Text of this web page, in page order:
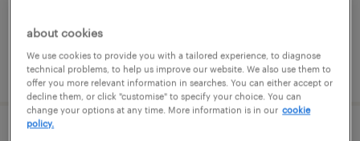
发布于 31 七月 2026
about cookies
We use cookies to provide you with a tailored experience, to diagnose
technical problems, to help us improve our website. We also use them to
offer you more relevant information in searches. You can either accept or
decline them, or click "customise" to specify your choice. You can
change your options at any time. More information is in our cookie
policy.